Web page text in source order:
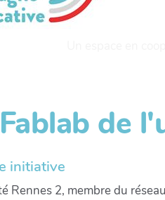
de
initiative
Rennes 2, membre du